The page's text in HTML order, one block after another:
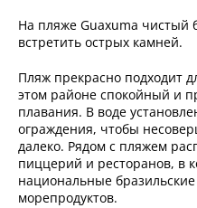
На пляже Guaxuma чистый
встретить острых камней.
Пляж прекрасно подходит
этом районе спокойный и
плавания. В воде
ограждения, чтобы
далеко. Рядом с пляжем
пиццерий и ресторанов, в
национальные
морепродуктов.